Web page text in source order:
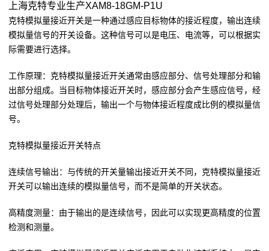
上海克特专业生产XAM8-18GM-P1U
克特模拟量接近开关是一种通过感应目标物体的接近程度，输出连续
模拟量信号的开关设备。这种信号可以是电压、电流等，可以根据实
际需要进行选择。
工作原理：克特模拟量接近开关通常由感应部分、信号处理部分和输
出部分组成。当目标物体接近开关时，感应部分会产生感应信号，经
过信号处理部分处理后，输出一个与物体接近程度成比例的模拟量信
号。
克特模拟量接近开关特点
连续信号输出：与传统的开关量输出接近开关不同，克特模拟量接近
开关可以输出连续的模拟量信号，而不是简单的开关状态。
高精度测量：由于输出的是连续信号，因此可以实现更高精度的位置
检测和测量。